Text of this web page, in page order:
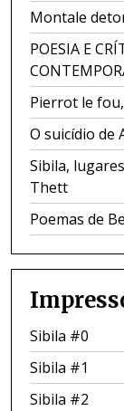
Montale
POESIA E
Pierrot le
O suicídio de
Sibila,
Thett
Poemas de
Sibila #0
Sibila #1
Sibila #2